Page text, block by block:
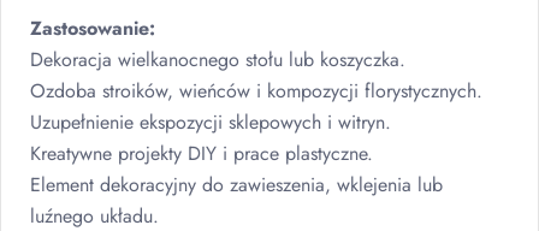
Zastosowanie:
Dekoracja wielkanocnego stołu lub koszyczka.
Ozdoba stroików, wieńców i kompozycji florystycznych.
Uzupełnienie ekspozycji sklepowych i witryn.
Kreatywne projekty DIY i prace plastyczne.
Element dekoracyjny do zawieszenia, wklejenia lub
luźnego układu.